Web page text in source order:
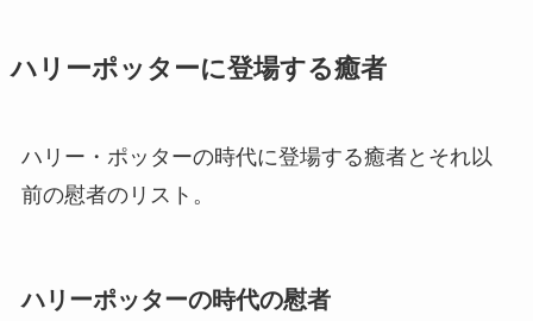
ハリーポッターに登場する癒者
ハリー・ポッターの時代に登場する癒者とそれ以
前の慰者のリスト。
ハリーポッターの時代の慰者